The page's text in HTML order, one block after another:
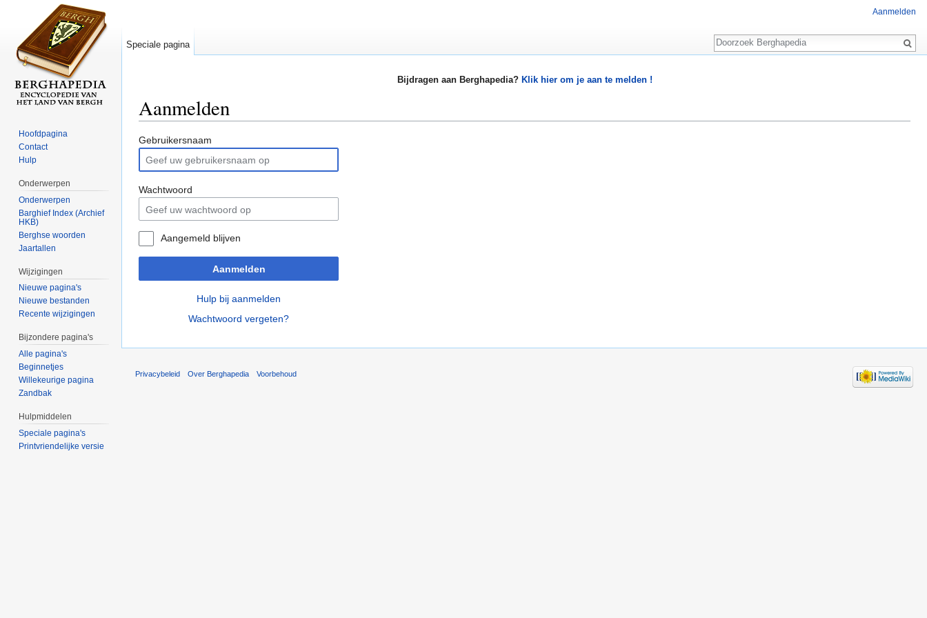
Bijdragen aan Berghapedia? Klik hier om je aan te melden !
Aanmelden
Gebruikersnaam
Wachtwoord
Aangemeld blijven
Aanmelden
Hulp bij aanmelden
Wachtwoord vergeten?
Aanmelden
Speciale pagina
Zoeken
Hoofdpagina
Contact
Hulp
Onderwerpen
Onderwerpen
Barghief Index (Archief
HKB)
Berghse woorden
Jaartallen
Wijzigingen
Nieuwe pagina's
Nieuwe bestanden
Recente wijzigingen
Bijzondere pagina's
Alle pagina's
Beginnetjes
Willekeurige pagina
Zandbak
Hulpmiddelen
Speciale pagina's
Printvriendelijke versie
Privacybeleid Over Berghapedia Voorbehoud